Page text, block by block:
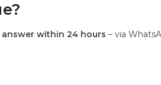
within 24 hours – via